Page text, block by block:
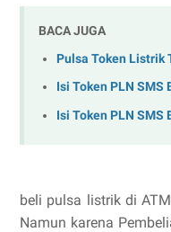
BACA JUGA
Pulsa Token Listrik
Isi Token PLN SMS
Isi Token PLN SMS
beli pulsa listrik di ATM
Namun karena